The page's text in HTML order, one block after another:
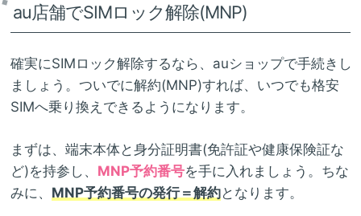
au店舗でSIMロック解除(MNP)
確実にSIMロック解除するなら、auショップで手続きし
ましょう。ついでに解約(MNP)すれば、いつでも格安
SIMへ乗り換えできるようになります。
まずは、端末本体と身分証明書(免許証や健康保険証な
ど)を持参し、 MNP予約番号を手に入れましょう。ちな
みに、 MNP予約番号の発行＝解約となります。